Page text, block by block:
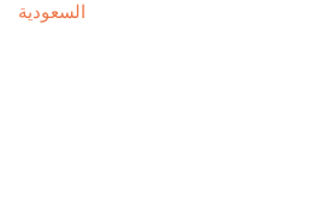
السعودية